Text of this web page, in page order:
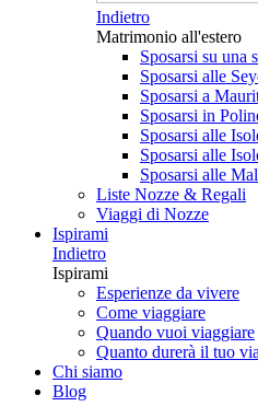
Indietro
Matrimonio all'estero
Sposarsi su una
Sposarsi alle
Sposarsi a
Sposarsi in
Sposarsi alle
Sposarsi alle
Sposarsi alle
Liste Nozze & Regali
Viaggi di Nozze
Ispirami
Indietro
Ispirami
Esperienze da vivere
Come viaggiare
Quando vuoi viaggiare
Quanto durerà il tuo
Chi siamo
Blog